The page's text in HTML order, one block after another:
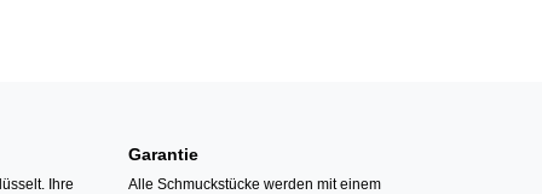
Ihre
Garantie
Alle Schmuckstücke werden mit einem